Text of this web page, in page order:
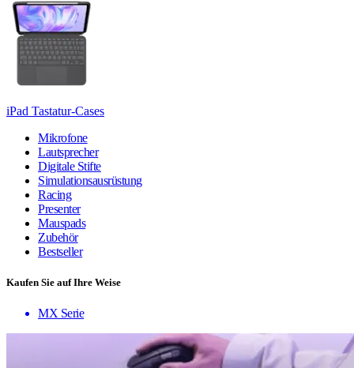
iPad Tastatur-Cases
Mikrofone
Lautsprecher
Digitale Stifte
Simulationsausrüstung
Racing
Presenter
Mauspads
Zubehör
Bestseller
Kaufen Sie auf Ihre Weise
MX Serie